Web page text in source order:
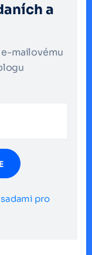
a
mailovému
pro